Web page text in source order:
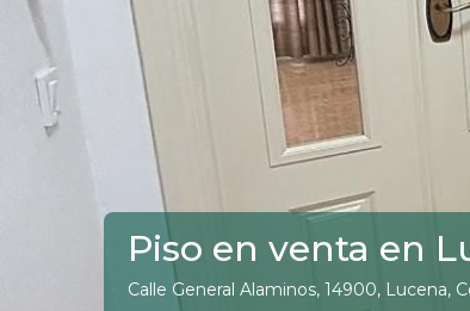
Piso en venta en
Calle General Alaminos, 14900, Lucena,